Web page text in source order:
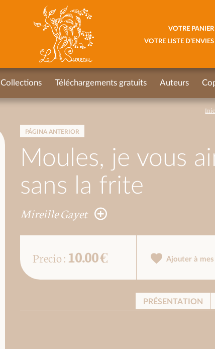
PÁGINA ANTERIOR
Moules, je vous
sans la frite
Mireille Gayet
Precio : 10.00 € Ajouter à mes
PRÉSENTATION
VOTRE PANIER
VOTRE LISTE D’ENVIES
Collections Téléchargements gratuits Auteurs